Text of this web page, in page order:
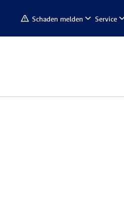
Schaden melden Service